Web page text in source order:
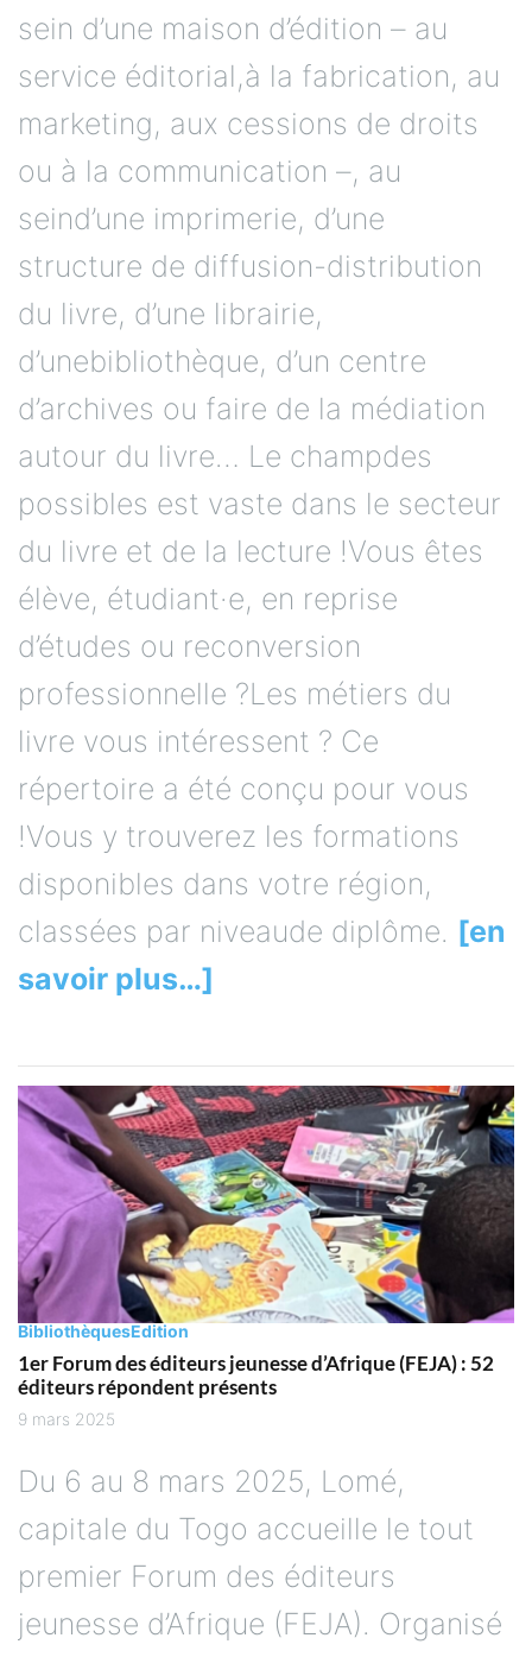
sein d’une maison d’édition – au
service éditorial,à la fabrication, au
marketing, aux cessions de droits
ou à la communication –, au
seind’une imprimerie, d’une
structure de diffusion-distribution
du livre, d’une librairie,
d’unebibliothèque, d’un centre
d’archives ou faire de la médiation
autour du livre… Le champdes
possibles est vaste dans le secteur
du livre et de la lecture !Vous êtes
élève, étudiant·e, en reprise
d’études ou reconversion
professionnelle ?Les métiers du
livre vous intéressent ? Ce
répertoire a été conçu pour vous
!Vous y trouverez les formations
disponibles dans votre région,
classées par niveaude diplôme. [en
savoir plus…]
BibliothèquesEdition
1er Forum des éditeurs jeunesse d’Afrique (FEJA) : 52
éditeurs répondent présents
9 mars 2025
Du 6 au 8 mars 2025, Lomé,
capitale du Togo accueille le tout
premier Forum des éditeurs
jeunesse d’Afrique (FEJA). Organisé